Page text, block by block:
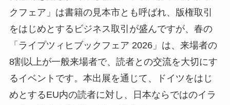
クフェア」は書籍の見本市とも呼ばれ、版権取引
をはじめとするビジネス取引が盛んですが、春の
「ライプツィヒブックフェア 2026」は、来場者の
8割以上が一般来場者で、読者との交流を大切にす
るイベントです。本出展を通じて、ドイツをはじ
めとするEU内の読者に対し、日本ならではのイラ